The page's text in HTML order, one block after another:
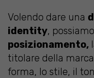
Volendo dare una
identity,
posizionamento,
titolare della
forma, lo stile, il